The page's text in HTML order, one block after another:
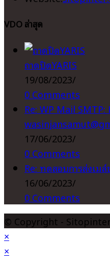
VDO ล่าสุด
ถาดปิดYARIS
19/08/2023/
0 Comments
Re: WP Mail
17/06/2023/
0 Comments
Re: ทดสอบการส่งเมล์
16/06/2023/
0 Comments
© Copyright -
×
×